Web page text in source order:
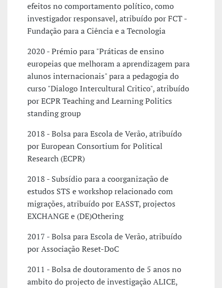
efeitos no comportamento político, como
investigador responsavel, atribuído por FCT -
Fundação para a Ciência e a Tecnologia
2020 - Prémio para "Práticas de ensino
europeias que melhoram a aprendizagem para
alunos internacionais" para a pedagogia do
curso "Dialogo Intercultural Critico", atribuído
por ECPR Teaching and Learning Politics
standing group
2018 - Bolsa para Escola de Verão, atribuído
por European Consortium for Political
Research (ECPR)
2018 - Subsídio para a coorganização de
estudos STS e workshop relacionado com
migrações, atribuído por EASST, projectos
EXCHANGE e (DE)Othering
2017 - Bolsa para Escola de Verão, atribuído
por Associação Reset-DoC
2011 - Bolsa de doutoramento de 5 anos no
ambito do projecto de investigação ALICE,